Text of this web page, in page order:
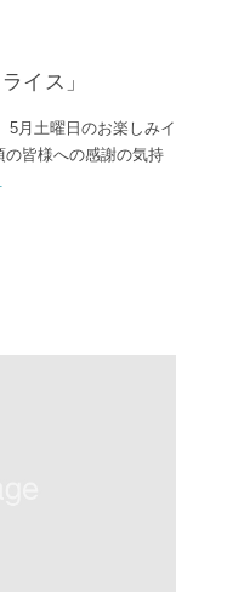
イス」
5月土曜日のお楽しみイ
皆様への感謝の気持